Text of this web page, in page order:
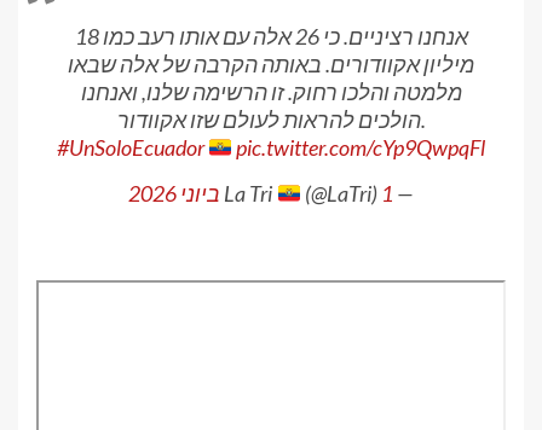
אנחנו רציניים. כי 26 אלה עם אותו רעב כמו 18
מיליון אקוודורים. באותה הקרבה של אלה שבאו
מלמטה והלכו רחוק. זו הרשימה שלנו, ואנחנו
הולכים להראות לעולם שזו אקוודור.
#UnSoloEcuador
pic.twitter.com/cYp9QwpqFl
— La Tri
(@LaTri) 1 ביוני 2026